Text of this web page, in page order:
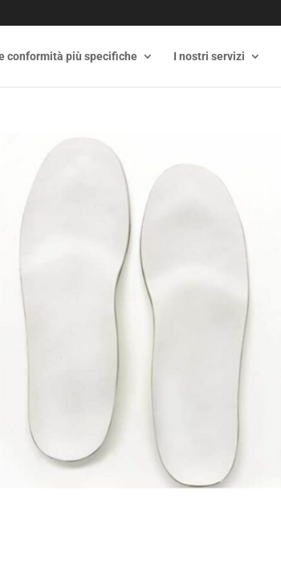
conformità più specifiche I nostri servizi